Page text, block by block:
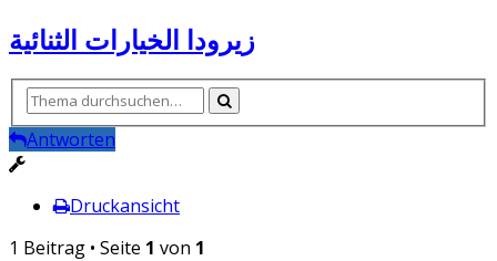
زيرودا الخيارات الثنائية
Antworten
Druckansicht
1 Beitrag • Seite 1 von 1